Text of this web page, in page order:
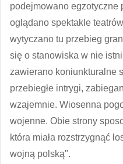
podejmowano egzotyczne
oglądano spektakle
wytyczano tu przebieg
się o stanowiska w nie
zawierano koniunkturalne
przebiegłe intrygi,
wzajemnie. Wiosenna
wojenne. Obie strony
która miała rozstrzygnąć
wojną polską".